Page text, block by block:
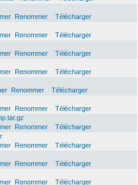
Renommer
Télécharger
Renommer
Télécharger
Renommer
Télécharger
Renommer
Télécharger
Renommer
Télécharger
Renommer
Télécharger
Renommer
Télécharger
Renommer
Télécharger
Renommer
Télécharger
Renommer
Télécharger